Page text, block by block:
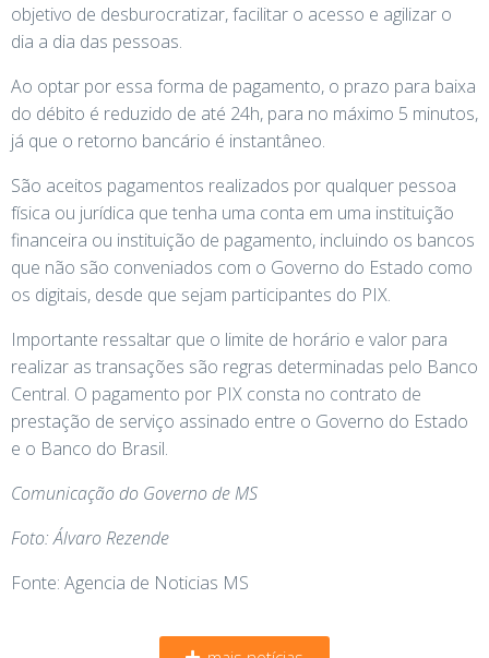
objetivo de desburocratizar, facilitar o acesso e agilizar o
dia a dia das pessoas.
Ao optar por essa forma de pagamento, o prazo para baixa
do débito é reduzido de até 24h, para no máximo 5 minutos,
já que o retorno bancário é instantâneo.
São aceitos pagamentos realizados por qualquer pessoa
física ou jurídica que tenha uma conta em uma instituição
financeira ou instituição de pagamento, incluindo os bancos
que não são conveniados com o Governo do Estado como
os digitais, desde que sejam participantes do PIX.
Importante ressaltar que o limite de horário e valor para
realizar as transações são regras determinadas pelo Banco
Central. O pagamento por PIX consta no contrato de
prestação de serviço assinado entre o Governo do Estado
e o Banco do Brasil.
Comunicação do Governo de MS
Foto: Álvaro Rezende
Fonte: Agencia de Noticias MS